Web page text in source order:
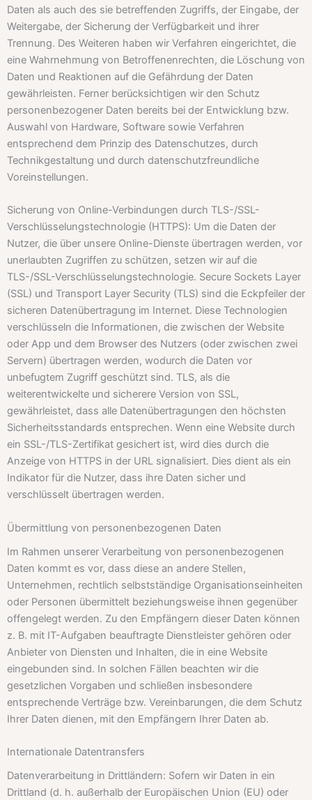
Daten als auch des sie betreffenden Zugriffs, der Eingabe, der
Weitergabe, der Sicherung der Verfügbarkeit und ihrer
Trennung. Des Weiteren haben wir Verfahren eingerichtet, die
eine Wahrnehmung von Betroffenenrechten, die Löschung von
Daten und Reaktionen auf die Gefährdung der Daten
gewährleisten. Ferner berücksichtigen wir den Schutz
personenbezogener Daten bereits bei der Entwicklung bzw.
Auswahl von Hardware, Software sowie Verfahren
entsprechend dem Prinzip des Datenschutzes, durch
Technikgestaltung und durch datenschutzfreundliche
Voreinstellungen.
Sicherung von Online-Verbindungen durch TLS-/SSL-
Verschlüsselungstechnologie (HTTPS): Um die Daten der
Nutzer, die über unsere Online-Dienste übertragen werden, vor
unerlaubten Zugriffen zu schützen, setzen wir auf die
TLS-/SSL-Verschlüsselungstechnologie. Secure Sockets Layer
(SSL) und Transport Layer Security (TLS) sind die Eckpfeiler der
sicheren Datenübertragung im Internet. Diese Technologien
verschlüsseln die Informationen, die zwischen der Website
oder App und dem Browser des Nutzers (oder zwischen zwei
Servern) übertragen werden, wodurch die Daten vor
unbefugtem Zugriff geschützt sind. TLS, als die
weiterentwickelte und sicherere Version von SSL,
gewährleistet, dass alle Datenübertragungen den höchsten
Sicherheitsstandards entsprechen. Wenn eine Website durch
ein SSL-/TLS-Zertifikat gesichert ist, wird dies durch die
Anzeige von HTTPS in der URL signalisiert. Dies dient als ein
Indikator für die Nutzer, dass ihre Daten sicher und
verschlüsselt übertragen werden.
Übermittlung von personenbezogenen Daten
Im Rahmen unserer Verarbeitung von personenbezogenen
Daten kommt es vor, dass diese an andere Stellen,
Unternehmen, rechtlich selbstständige Organisationseinheiten
oder Personen übermittelt beziehungsweise ihnen gegenüber
offengelegt werden. Zu den Empfängern dieser Daten können
z. B. mit IT-Aufgaben beauftragte Dienstleister gehören oder
Anbieter von Diensten und Inhalten, die in eine Website
eingebunden sind. In solchen Fällen beachten wir die
gesetzlichen Vorgaben und schließen insbesondere
entsprechende Verträge bzw. Vereinbarungen, die dem Schutz
Ihrer Daten dienen, mit den Empfängern Ihrer Daten ab.
Internationale Datentransfers
Datenverarbeitung in Drittländern: Sofern wir Daten in ein
Drittland (d. h. außerhalb der Europäischen Union (EU) oder